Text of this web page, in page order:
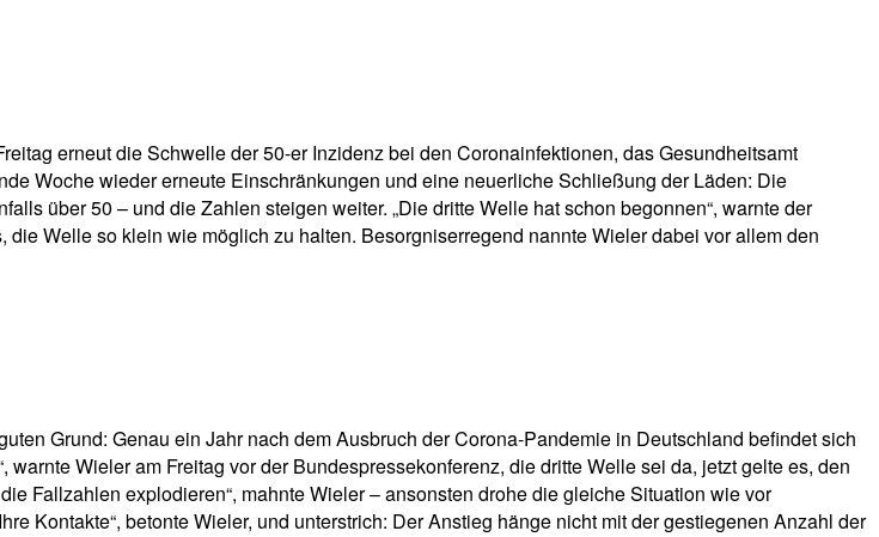
erneut die Schwelle der 50-er Inzidenz bei den Coronainfektionen, das Gesundheitsamt
Woche wieder erneute Einschränkungen und eine neuerliche Schließung der Läden: Die
über 50 – und die Zahlen steigen weiter. „Die dritte Welle hat schon begonnen“, warnte der
Welle so klein wie möglich zu halten. Besorgniserregend nannte Wieler dabei vor allem den
Grund: Genau ein Jahr nach dem Ausbruch der Corona-Pandemie in Deutschland befindet sich
Wieler am Freitag vor der Bundespressekonferenz, die dritte Welle sei da, jetzt gelte es, den
Fallzahlen explodieren“, mahnte Wieler – ansonsten drohe die gleiche Situation wie vor
Kontakte“, betonte Wieler, und unterstrich: Der Anstieg hänge nicht mit der gestiegenen Anzahl der